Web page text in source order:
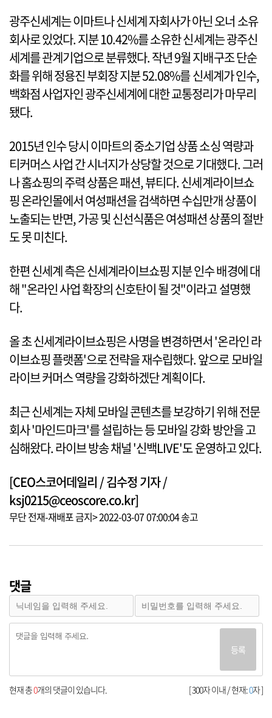
광주신세계는 이마트나 신세계 자회사가 아닌 오너 소유
회사로 있었다. 지분 10.42%를 소유한 신세계는 광주신
세계를 관계기업으로 분류했다. 작년 9월 지배구조 단순
화를 위해 정용진 부회장 지분 52.08%를 신세계가 인수,
백화점 사업자인 광주신세계에 대한 교통정리가 마무리
됐다.
2015년 인수 당시 이마트의 중소기업 상품 소싱 역량과
티커머스 사업 간 시너지가 상당할 것으로 기대했다. 그러
나 홈쇼핑의 주력 상품은 패션, 뷰티다. 신세계라이브쇼
핑 온라인몰에서 여성패션을 검색하면 수십만개 상품이
노출되는 반면, 가공 및 신선식품은 여성패션 상품의 절반
도 못 미친다.
한편 신세계 측은 신세계라이브쇼핑 지분 인수 배경에 대
해 "온라인 사업 확장의 신호탄이 될 것"이라고 설명했
다.
올 초 신세계라이브쇼핑은 사명을 변경하면서 '온라인 라
이브쇼핑 플랫폼'으로 전략을 재수립했다. 앞으로 모바일
라이브 커머스 역량을 강화하겠단 계획이다.
최근 신세계는 자체 모바일 콘텐츠를 보강하기 위해 전문
회사 '마인드마크'를 설립하는 등 모바일 강화 방안을 고
심해왔다. 라이브 방송 채널 '신백LIVE'도 운영하고 있다.
[CEO스코어데일리 / 김수정 기자 /
ksj0215@ceoscore.co.kr]
무단 전재-재배포 금지> 2022-03-07 07:00:04 송고
댓글
등록
[ 300자 이내 / 현재:0자 ]
현재 총0개의 댓글이 있습니다.